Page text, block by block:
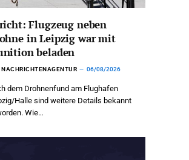
Flugzeug neben
in Leipzig war mit
beladen
NACHRICHTENAGENTUR 06/08/2026
dem Drohnenfund am Flughafen
Halle sind weitere Details bekannt
Wie…